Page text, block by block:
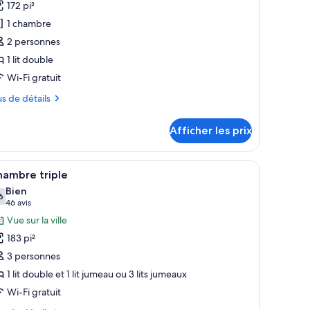
:
172 pi²
1 chambre
2 personnes
1 lit double
Wi-Fi gratuit
de détails
Afficher les prix
fenêtre avec des rideaux, une table de chevet avec une lampe et un
:
Une chambre d’hôtel avec deux lits, une
5 triple
sur 10
Bien
46 avis
(46 avis)
Vue sur la ville
183 pi²
3 personnes
1 lit double et 1 lit jumeau ou 3 lits jumeaux
Wi-Fi gratuit